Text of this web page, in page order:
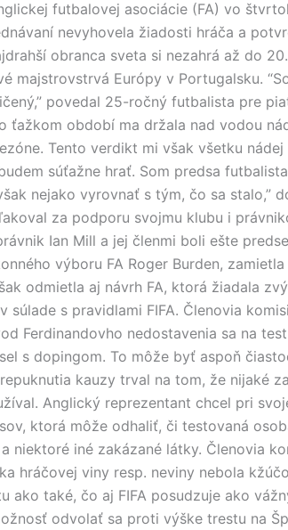
futbalovej asociácie (FA) vo
nevyhovela žiadosti hráča a
obranca sveta si nezahrá až do
majstrovstrvá Európy v Portugalsku.
povedal 25-ročný futbalista pre
ťažkom období ma držala nad vodou
Tento verdikt mi však všetku
súťažne hrať. Som predsa
nejako vyrovnať s tým, čo sa stalo,”
za podporu svojmu klubu i
Ian Mill a jej členmi boli ešte
výboru FA Roger Burden,
odmietla aj návrh FA, ktorá žiadala
súlade s pravidlami FIFA. Členovia
Ferdinandovho nedostavenia sa na
s dopingom. To môže byť aspoň
kauzy trval na tom, že nijaké
Anglický reprezentant chcel pri
ktorá môže odhaliť, či testovaná
niektoré iné zakázané látky. Členovia
hráčovej viny resp. neviny nebola
ako také, čo aj FIFA posudzuje ako
odvolať sa proti výške trestu na